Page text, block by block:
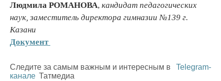
Людмила РОМАНОВА, кандидат педагогических
наук, заместитель директора гимназии №139 г.
Казани
Документ
Следите за самым важным и интересным в
Telegram-
канале Татмедиа